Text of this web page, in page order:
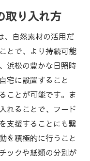
取り入れ方
、自然素材の活用だ
とで、より持続可能
浜松の豊かな日照時
宅に設置すること
ことが可能です。ま
れることで、フード
支援することにも繋
を積極的に行うこと
ックや紙類の分別が